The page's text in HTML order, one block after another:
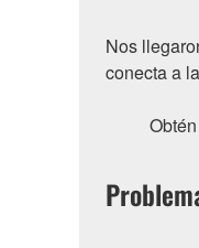
Nos
conecta a